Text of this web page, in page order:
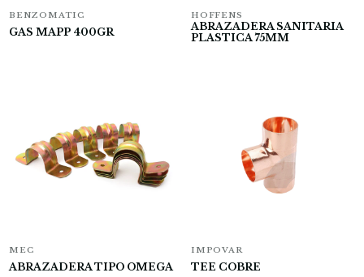
BENZOMATIC
GAS MAPP 400GR
HOFFENS
ABRAZADERA SANITARIA
PLASTICA 75MM
MEC
ABRAZADERA TIPO OMEGA
IMPOVAR
TEE COBRE